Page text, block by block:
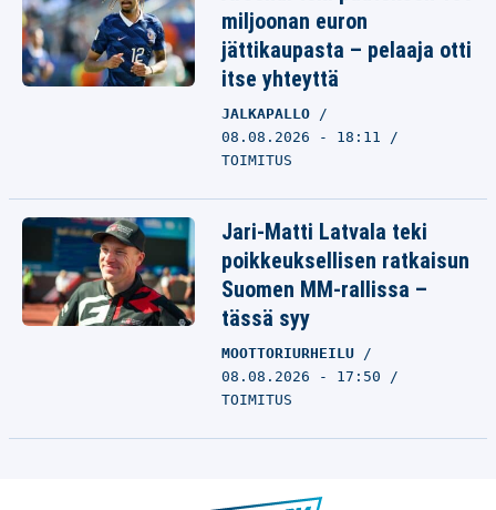
miljoonan euron
jättikaupasta – pelaaja otti
itse yhteyttä
JALKAPALLO
08.08.2026 - 18:11
TOIMITUS
Jari-Matti Latvala teki
poikkeuksellisen ratkaisun
Suomen MM-rallissa –
tässä syy
MOOTTORIURHEILU
08.08.2026 - 17:50
TOIMITUS